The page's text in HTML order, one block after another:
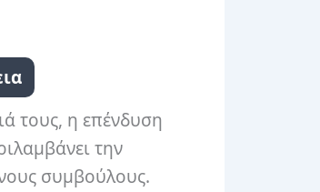
τους, η επένδυση
την
συμβούλους.